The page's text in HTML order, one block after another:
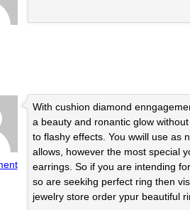
With cushion diamond
a beauty and ronantic glow
to flashy effects. You wwill use as
allows, however the most special
earrings. So if you are intending
so are seekihg perfect ring then
jewelry store order ypur beautiful